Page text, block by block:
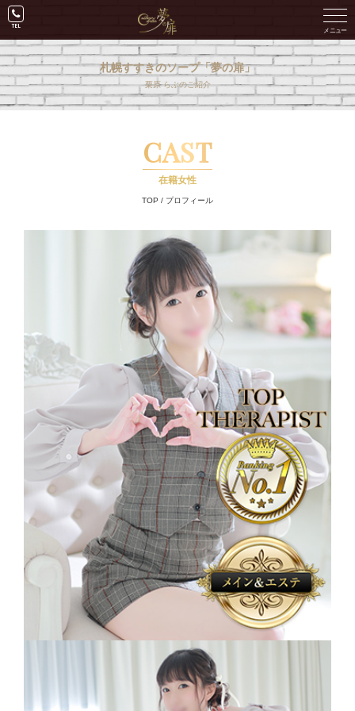
札幌すすきのソープ「夢の扉」
栗原 らぶのご紹介
CAST
在籍女性
TOP / プロフィール